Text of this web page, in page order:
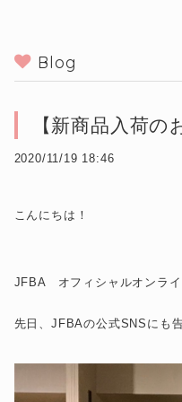
Blog
【新商品入荷
2020/11/19 18:46
こんにちは！
JFBA オフィシャルオンライ
先日、JFBAの公式SNSにも